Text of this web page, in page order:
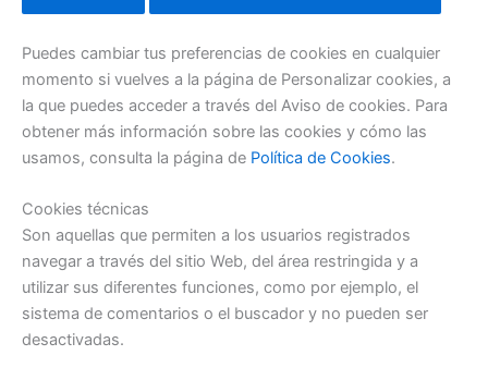
Puedes cambiar tus preferencias de cookies en cualquier
momento si vuelves a la página de Personalizar cookies, a
la que puedes acceder a través del Aviso de cookies. Para
obtener más información sobre las cookies y cómo las
usamos, consulta la página de Política de Cookies.
Cookies técnicas
Son aquellas que permiten a los usuarios registrados
navegar a través del sitio Web, del área restringida y a
utilizar sus diferentes funciones, como por ejemplo, el
sistema de comentarios o el buscador y no pueden ser
desactivadas.